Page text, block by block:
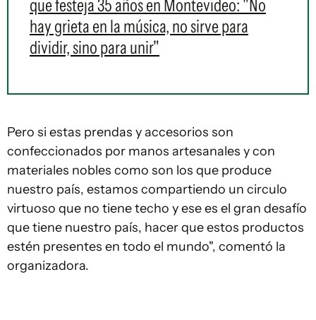
que festeja 35 años en Montevideo: "No
hay grieta en la música, no sirve para
dividir, sino para unir"
Pero si estas prendas y accesorios son
confeccionados por manos artesanales y con
materiales nobles como son los que produce
nuestro país, estamos compartiendo un circulo
virtuoso que no tiene techo y ese es el gran desafío
que tiene nuestro país, hacer que estos productos
estén presentes en todo el mundo", comentó la
organizadora.